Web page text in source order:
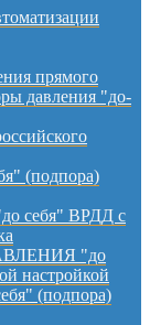
прямого
давления "до-
(подпора)
себя" ВРДД с
"до
настройкой
(подпора)